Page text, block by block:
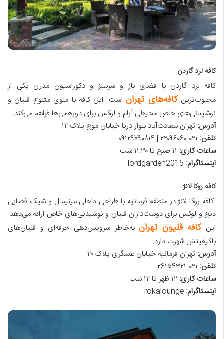
کافه لرد گاردن
کافه لرد گاردن با فضای باز و سرسبز و دکوراسیون مدرن یکی از
محبوب‌ترینکافه‌های تهراناست. این کافه با منوی متنوع قلیان و
نوشیدنی‌های خاص محیطی آرام و لوکس برای دورهمی‌ها فراهم می‌کند.
آدرس: تهران سعادت‌آباد بلوار دریا خیابان موج پلاک ۱۲
تلفن:
ساعات کاری:
اینستاگرام:
کافه روکا لانژ
کافه روکا لانژ در منطقه فرمانیه با طراحی داخلی مینیمال و شیک فضایی
دنج و لوکس برای دوست‌داران قلیان و نوشیدنی‌های خاص ارائه می‌دهد.
اینکافه قلیون تهرانبه‌خاطر سرویس‌دهی حرفه‌ای و قلیان‌های
باکیفیتش شهرت دارد.
آدرس: تهران فرمانیه خیابان عسگری پلاک ۲۰
تلفن:
ساعات کاری:
اینستاگرام: